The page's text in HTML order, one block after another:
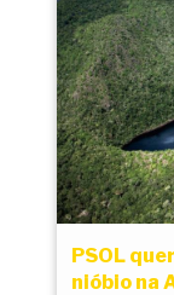
PSOL
nióbio na